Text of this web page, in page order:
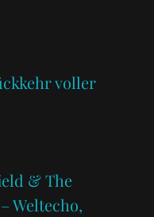
voller
& The
Weltecho,